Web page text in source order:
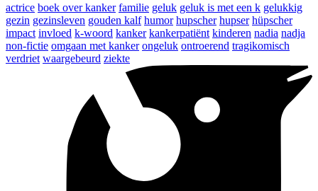
actrice boek over kanker familie geluk geluk is met een k gelukkig
gezin gezinsleven gouden kalf humor hupscher hupser hüpscher
impact invloed k-woord kanker kankerpatiënt kinderen nadia nadja
non-fictie omgaan met kanker ongeluk ontroerend tragikomisch
verdriet waargebeurd ziekte